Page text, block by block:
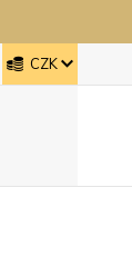
CZK